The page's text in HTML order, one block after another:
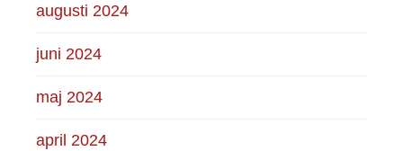
augusti 2024
juni 2024
maj 2024
april 2024